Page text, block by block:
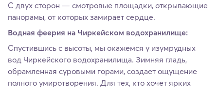
С двух сторон — смотровые площадки, открывающие
панорамы, от которых замирает сердце.
Водная феерия на Чиркейском водохранилище:
Спустившись с высоты, мы окажемся у изумрудных
вод Чиркейского водохранилища. Зимняя гладь,
обрамленная суровыми горами, создает ощущение
полного умиротворения. Для тех, кто хочет ярких